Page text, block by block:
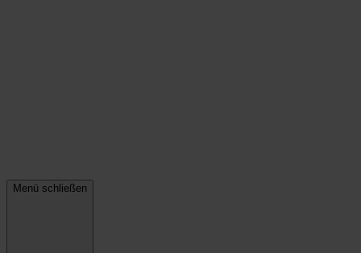
Menü schließen